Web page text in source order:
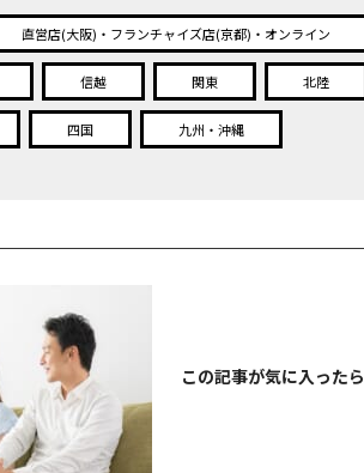
直営店(大阪)・フランチャイズ店(京都)・オンライン
信越 関東 北陸
四国 九州・沖縄
この記事が気に入ったら